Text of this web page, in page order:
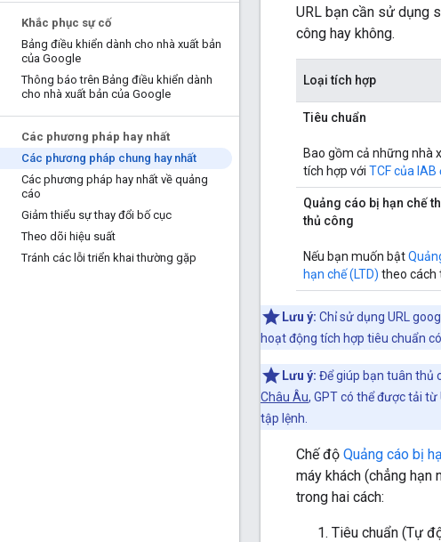
Khắc phục sự cố
Bảng điều khiển dành cho nhà xuất bản
của Google
Thông báo trên Bảng điều khiển dành
cho nhà xuất bản của Google
Các phương pháp hay nhất
Các phương pháp chung hay nhất
Các phương pháp hay nhất về quảng
cáo
Giảm thiểu sự thay đổi bố cục
Theo dõi hiệu suất
Tránh các lỗi triển khai thường gặp
URL bạn cần sử dụng
công hay không.
Loại tích hợp
Tiêu chuẩn
Bao gồm cả những nhà
tích hợp với TCF của IAB
Quảng cáo bị hạn chế
thủ công
Nếu bạn muốn bật
hạn chế (LTD) theo cách
Lưu ý: Chỉ sử dụng URL
hoạt động tích hợp tiêu chuẩn
Lưu ý: Để giúp bạn tuân thủ
Châu Âu, GPT có thể được tải
tập lệnh.
Chế độ Quảng cáo bị
máy khách (chẳng hạn
trong hai cách:
Tiêu chuẩn (Tự